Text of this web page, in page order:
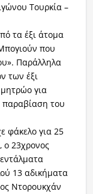
Τουρκία –
τα έξι άτομα
που
Παράλληλα
των έξι
μητρώο για
παραβίαση του
φάκελο για 25
ο 23χρονος
13 αδικήματα
Ντορουκχάν